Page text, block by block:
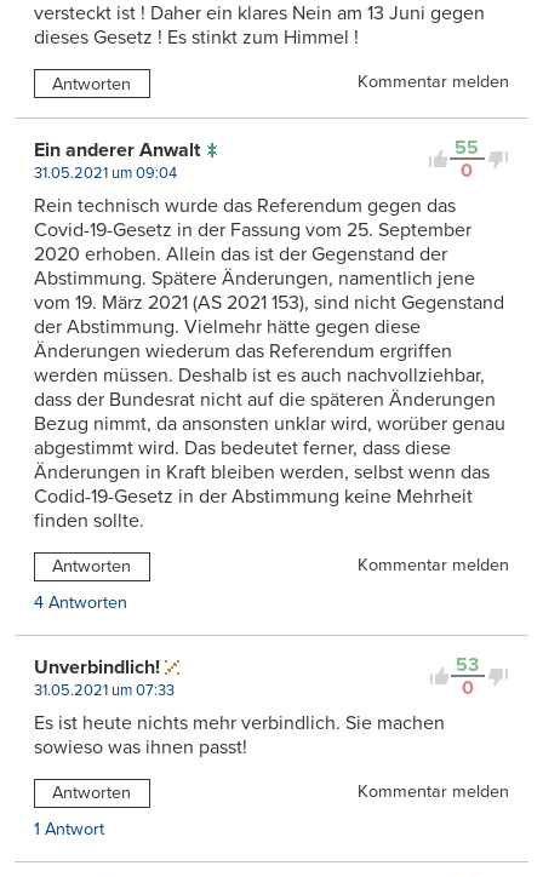
versteckt ist ! Daher ein klares Nein am 13 Juni gegen
dieses Gesetz ! Es stinkt zum Himmel !
Antworten Kommentar melden
55
0
Ein anderer Anwalt
31.05.2021 um 09:04
Rein technisch wurde das Referendum gegen das
Covid-19-Gesetz in der Fassung vom 25. September
2020 erhoben. Allein das ist der Gegenstand der
Abstimmung. Spätere Änderungen, namentlich jene
vom 19. März 2021 (AS 2021 153), sind nicht Gegenstand
der Abstimmung. Vielmehr hätte gegen diese
Änderungen wiederum das Referendum ergriffen
werden müssen. Deshalb ist es auch nachvollziehbar,
dass der Bundesrat nicht auf die späteren Änderungen
Bezug nimmt, da ansonsten unklar wird, worüber genau
abgestimmt wird. Das bedeutet ferner, dass diese
Änderungen in Kraft bleiben werden, selbst wenn das
Codid-19-Gesetz in der Abstimmung keine Mehrheit
finden sollte.
Antworten
Kommentar melden
4 Antworten
53
0
Unverbindlich!
31.05.2021 um 07:33
Es ist heute nichts mehr verbindlich. Sie machen
sowieso was ihnen passt!
Antworten
Kommentar melden
1 Antwort